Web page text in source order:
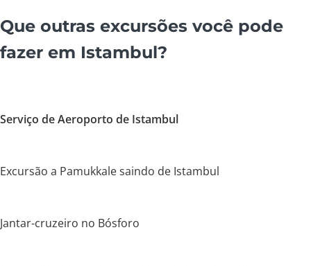
Que outras excursões você pode
fazer em Istambul?
Serviço de Aeroporto de Istambul
Excursão a Pamukkale saindo de Istambul
Jantar-cruzeiro no Bósforo